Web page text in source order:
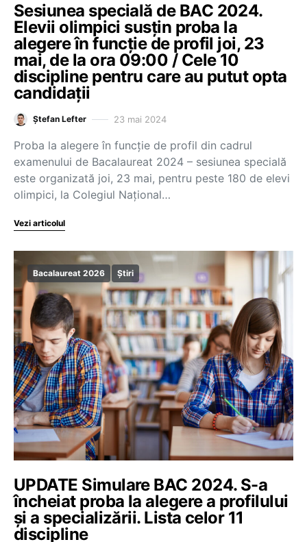
Sesiunea specială de BAC 2024.
Elevii olimpici susțin proba la
alegere în funcție de profil joi, 23
mai, de la ora 09:00 / Cele 10
discipline pentru care au putut opta
candidații
Ștefan Lefter 23 mai 2024
Proba la alegere în funcție de profil din cadrul
examenului de Bacalaureat 2024 – sesiunea specială
este organizată joi, 23 mai, pentru peste 180 de elevi
olimpici, la Colegiul Național…
Vezi articolul
Bacalaureat 2026 Știri
UPDATE Simulare BAC 2024. S-a
încheiat proba la alegere a profilului
și a specializării. Lista celor 11
discipline